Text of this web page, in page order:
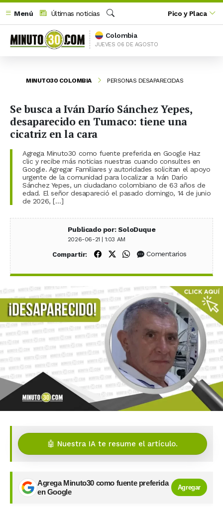
Menú
Últimas noticias
Buscar
Pico y Placa
Colombia
JUEVES 06 DE AGOSTO
MINUTO30 COLOMBIA PERSONAS DESAPARECIDAS
Se busca a Iván Darío Sánchez Yepes,
desaparecido en Tumaco: tiene una
cicatriz en la cara
Agrega Minuto30 como fuente preferida en Google Haz
clic y recibe más noticias nuestras cuando consultes en
Google. Agregar Familiares y autoridades solicitan el apoyo
urgente de la comunidad para localizar a Iván Darío
Sánchez Yepes, un ciudadano colombiano de 63 años de
edad. El señor desapareció el pasado domingo, 14 de junio
de 2026, […]
Publicado por: SoloDuque
2026-06-21 | 1:03 AM
Compartir: Compartir en Facebook
Compartir en X (Twitter)
Compartir en WhatsApp
Comentarios
🤖 Nuestra IA te resume el artículo.
Agrega Minuto30 como fuente preferida
en Google
Agregar